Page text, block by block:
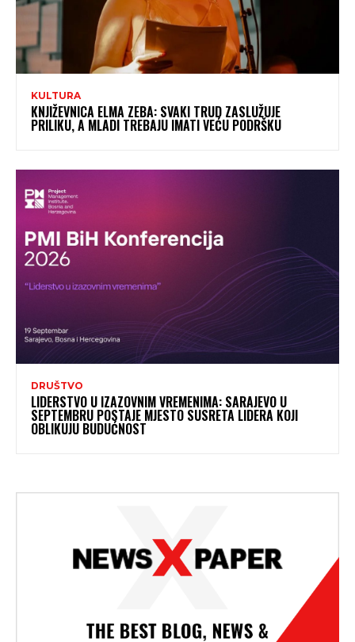
KULTURA
KNJIŽEVNICA ELMA ZEBA: SVAKI TRUD ZASLUŽUJE
PRILIKU, A MLADI TREBAJU IMATI VEĆU PODRŠKU
DRUŠTVO
LIDERSTVO U IZAZOVNIM VREMENIMA: SARAJEVO U
SEPTEMBRU POSTAJE MJESTO SUSRETA LIDERA KOJI
OBLIKUJU BUDUĆNOST